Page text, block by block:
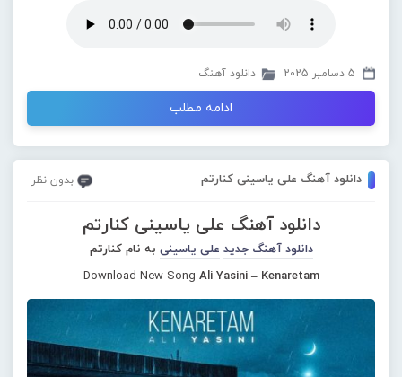
5 دسامبر 2025 دانلود آهنگ
ادامه مطلب
دانلود آهنگ علی یاسینی کنارتم بدون نظر
دانلود آهنگ علی یاسینی کنارتم
دانلود آهنگ جدید علی یاسینی به نام کنارتم
Download New Song Ali Yasini – Kenaretam